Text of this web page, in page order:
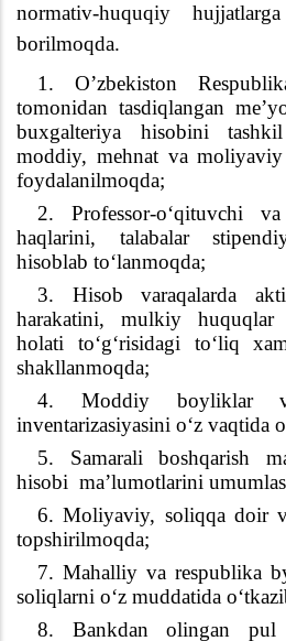
normativ-huquqiy
borilmoqda.
1. O’zbekiston
tomonidan tasdiqlangan
buxgalteriya hisobini
moddiy, mehnat va moliyaviy
foydalanilmoqda;
2. Professor-o‘qituvchi
haqlarini, talabalar
hisoblab to‘lanmoqda;
3. Hisob varaqalarda
harakatini, mulkiy huquqlar
holati to‘g‘risidagi to‘liq
shakllanmoqda;
4. Moddiy boyliklar
inventarizasiyasini o‘z vaqtida o
5. Samarali boshqarish
hisobi ma’lumotlarini
6. Moliyaviy, soliqqa doir
topshirilmoqda;
7. Mahalliy va respublika
soliqlarni o‘z muddatida
8. Bankdan olingan pul